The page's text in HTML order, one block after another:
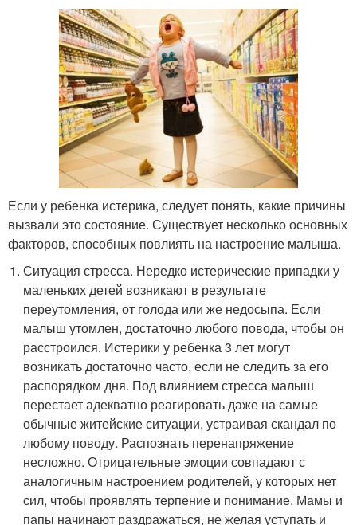
Если у ребенка истерика, следует понять, какие причины
вызвали это состояние. Существует несколько основных
факторов, способных повлиять на настроение малыша.
Ситуация стресса. Нередко истерические припадки у
маленьких детей возникают в результате
переутомления, от голода или же недосыпа. Если
малыш утомлен, достаточно любого повода, чтобы он
расстроился. Истерики у ребенка 3 лет могут
возникать достаточно часто, если не следить за его
распорядком дня. Под влиянием стресса малыш
перестает адекватно реагировать даже на самые
обычные житейские ситуации, устраивая скандал по
любому поводу. Распознать перенапряжение
несложно. Отрицательные эмоции совпадают с
аналогичным настроением родителей, у которых нет
сил, чтобы проявлять терпение и понимание. Мамы и
папы начинают раздражаться, не желая уступать и